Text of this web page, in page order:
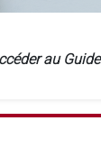
au Guide